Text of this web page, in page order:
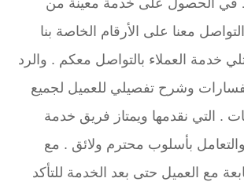
معنا على الأرقام الخاصة بنا
خدمة العملاء بالتواصل معكم . والرد
وشرح تفصيلي للعميل لجميع
. التي نقدمها ويمتاز فريق خدمة
والتعامل بأسلوب محترم ولائق . مع
مع العميل حتى بعد الخدمة للتأكد